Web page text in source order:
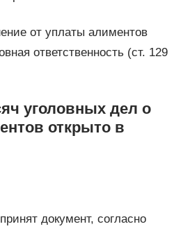
от уплаты алиментов
ответственность (ст. 129
уголовных дел о
открыто в
документ, согласно